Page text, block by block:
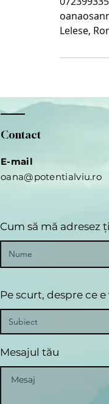
Lelese,
Contact
E-mail
oana@potentialviu.ro
Cum să mă adresez
Pe scurt, despre ce
Mesajul tău